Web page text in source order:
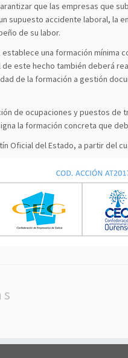
que las empresas que
supuesto accidente laboral, la
de su labor.
una formación mínima
este hecho también deberá
de la formación a gestión
de ocupaciones y puestos de
la formación concreta que
Oficial del Estado, a partir del